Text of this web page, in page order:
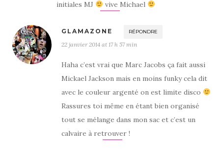
initiales MJ
vive Michael
GLAMAZONE RÉPONDRE
22 janvier 2014 at 17 h 57 min
Haha c’est vrai que Marc Jacobs ça fait aussi
Mickael Jackson mais en moins funky cela dit
avec le couleur argenté on est limite disco
Rassures toi même en étant bien organisé
tout se mélange dans mon sac et c’est un
calvaire à retrouver !